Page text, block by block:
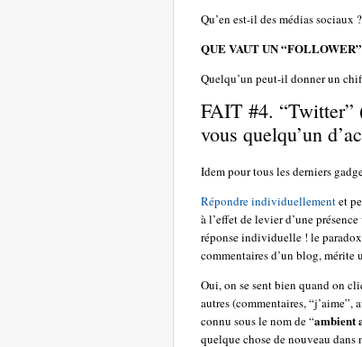
Qu’en est-il des médias sociaux ?
QUE VAUT UN
Quelqu’un peut-il donner un
FAIT #4. “Twitter”
vous quelqu’un
Idem pour tous les derniers
Répondre individuellementet
à l’effet de levier d’une
réponse individuelle ! le
commentaires d’un blog, mérite
Oui, on se sent bien quand on
autres (commentaires,
connu sous le nom de “ambient
quelque chose de nouveau